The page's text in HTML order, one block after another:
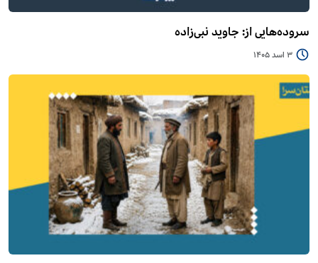
سروده‌هایی از: جاوید نبی‌زاده
3 اسد 1405